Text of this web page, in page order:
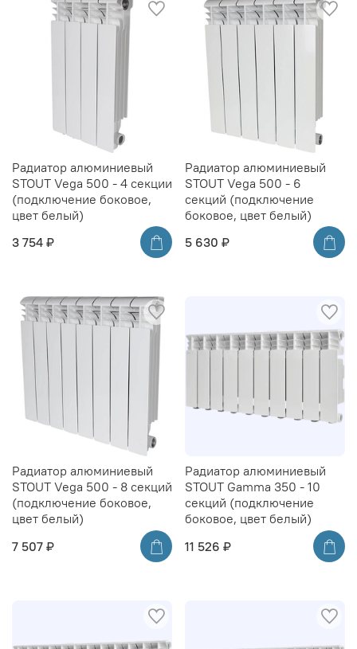
Радиатор алюминиевый
STOUT Vega 500 - 4 секции
(подключение боковое,
цвет белый)
3 754 ₽
Радиатор алюминиевый
STOUT Vega 500 - 6
секций (подключение
боковое, цвет белый)
5 630 ₽
Радиатор алюминиевый
STOUT Vega 500 - 8 секций
(подключение боковое,
цвет белый)
7 507 ₽
Радиатор алюминиевый
STOUT Gamma 350 - 10
секций (подключение
боковое, цвет белый)
11 526 ₽